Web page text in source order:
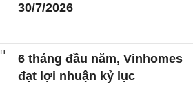
30/7/2026
6 tháng đầu năm, Vinhomes
đạt lợi nhuận kỷ lục